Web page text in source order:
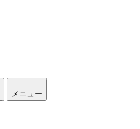
メニュー